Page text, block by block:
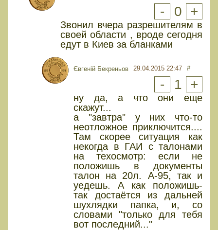
- 0 +
Звонил вчера разрешителям в
своей области , вроде сегодня
едут в Киев за бланками
Євгеній Бекреньов 29.04.2015 22:47 #
- 1 +
ну да, а что они еще
скажут...
а "завтра" у них что-то
неотложное приключится....
Там скорее ситуация как
некогда в ГАИ с талонами
на техосмотр: если не
положишь в документы
талон на 20л. А-95, так и
уедешь. А как положишь-
так достаётся из дальней
шухлядки папка, и, со
словами "только для тебя
вот последний..."